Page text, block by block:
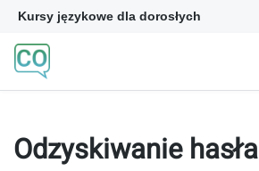
Kursy językowe dla dorosłych
Odzyskiwanie hasła